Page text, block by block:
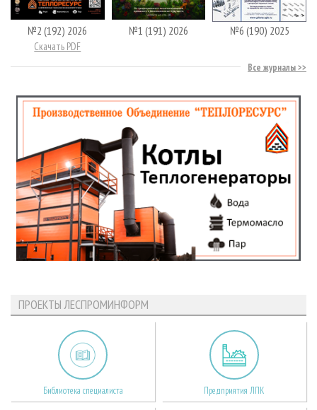
№2 (192) 2026
Скачать PDF
№1 (191) 2026 №6 (190) 2025
Все журналы
ПРОЕКТЫ ЛЕСПРОМИНФОРМ
Библиотека специалиста Предприятия ЛПК